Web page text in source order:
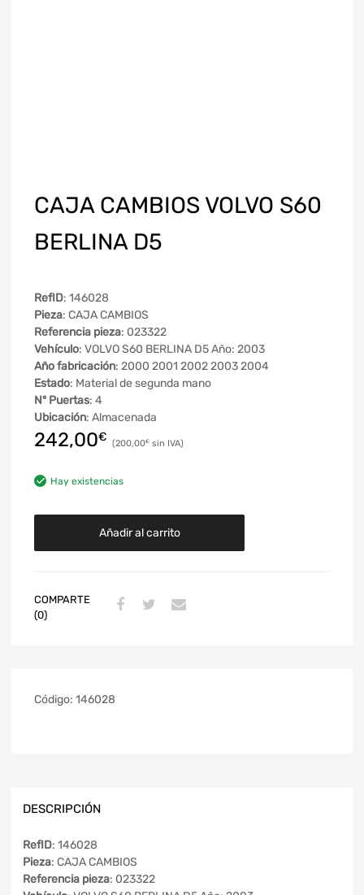
CAJA CAMBIOS VOLVO S60
BERLINA D5
RefID: 146028
Pieza: CAJA CAMBIOS
Referencia pieza: 023322
Vehículo: VOLVO S60 BERLINA D5 Año: 2003
Año fabricación: 2000 2001 2002 2003 2004
Estado: Material de segunda mano
Nº Puertas: 4
Ubicación: Almacenada
242,00€ 200,00€
Hay existencias
Añadir al carrito
COMPARTE
(0)
Código: 146028
DESCRIPCIÓN
RefID: 146028
Pieza: CAJA CAMBIOS
Referencia pieza: 023322